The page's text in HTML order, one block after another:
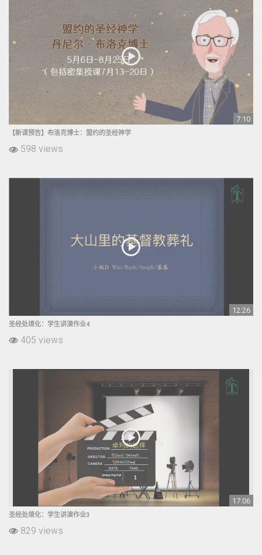
7:10
【新课预告】布洛克博士：盟约的圣经神学
598 views
12:26
圣经处境化：学生讲演作业4
405 views
17:06
圣经处境化：学生讲演作业3
829 views